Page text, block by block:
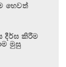
හෙවත්
දීර්ඝ කිරීම
මුසු